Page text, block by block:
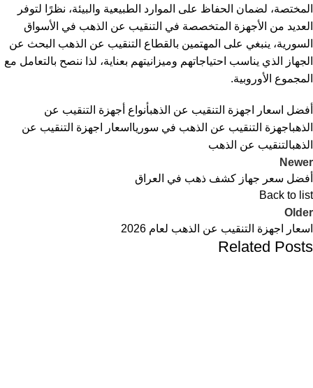
المختصة، لضمان الحفاظ على الموارد الطبيعية والبيئة، نظرًا لتوفر
العديد من الأجهزة المتخصصة في التنقيب عن الذهب في الأسواق
السورية، ينبغي على المهتمين بالقطاع التنقيب عن الذهب البحث عن
الجهاز الذي يناسب احتياجاتهم وميزانيتهم بعناية، لذا ننصح بالتعامل مع
المجموع الأوروبية.
أفضل اسعار اجهزة التنقيب عن الذهبأنواع أجهزة التنقيب عن
الذهباجهزة التنقيب عن الذهب في سوريا اسعار اجهزة التنقيب عن
الذهبالتنقيب عن الذهب
Newer
أفضل سعر جهاز كشف ذهب في العراق
Back to list
Older
اسعار اجهزة التنقيب عن الذهب لعام 2026
Related Posts